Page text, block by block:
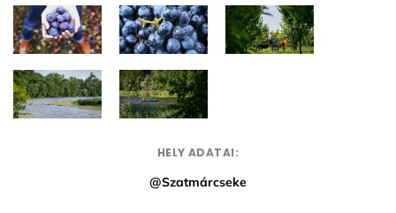
HELY ADATAI:
@Szatmárcseke